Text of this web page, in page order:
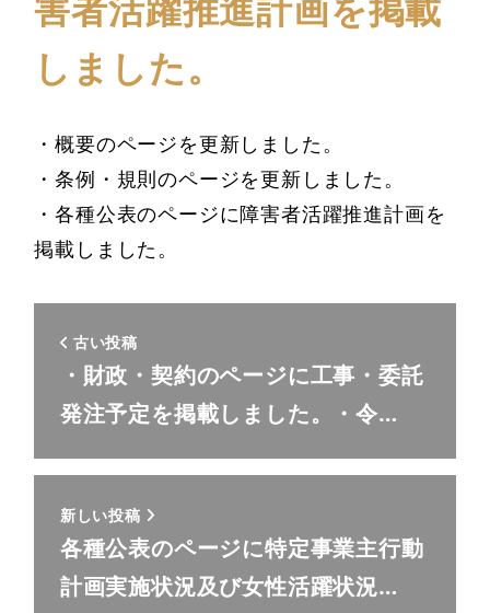
しました。
・概要のページを更新しました。
・条例・規則のページを更新しました。
・各種公表のページに障害者活躍推進計画を
掲載しました。
古い投稿
・財政・契約のページに工事・委託
発注予定を掲載しました。・令…
新しい投稿
各種公表のページに特定事業主行動
計画実施状況及び女性活躍状況…